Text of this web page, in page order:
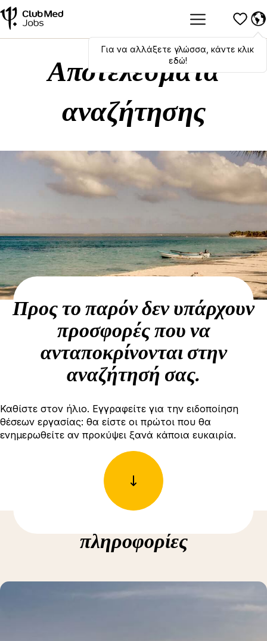
Hola,bonjour ,ciao! To switch
languages, click here!
Για να αλλάξετε γλώσσα, κάντε κλικ
εδώ!
Αποτελέσματα
αναζήτησης
Προς το παρόν δεν υπάρχουν
προσφορές που να
ανταποκρίνονται στην
αναζήτησή σας.
Καθίστε στον ήλιο. Εγγραφείτε για την ειδοποίηση
θέσεων εργασίας: θα είστε οι πρώτοι που θα
ενημερωθείτε αν προκύψει ξανά κάποια ευκαιρία.
πληροφορίες